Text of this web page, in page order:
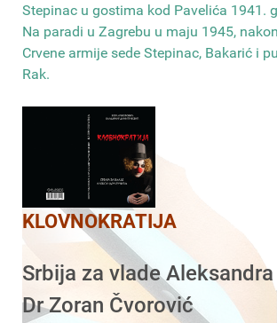
Stepinac u gostima kod Pavelića 1941.
Na paradi u Zagrebu u maju 1945,
Crvene armije sede Stepinac, Bakarić i
Rak.
KLOVNOKRATIJA
Srbija za vlade
Dr Zoran Čvorović